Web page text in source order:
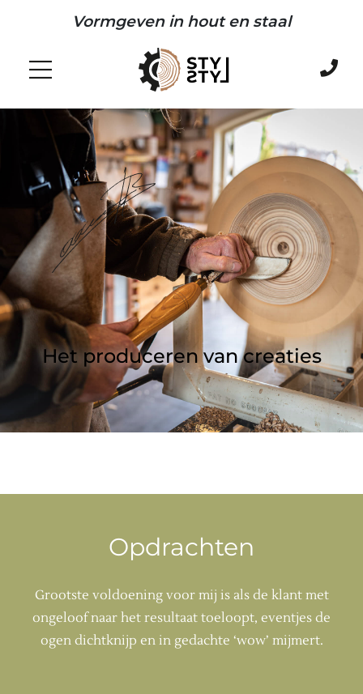
Vormgeven in hout en staal
Het produceren van creaties
Opdrachten
Grootste voldoening voor mij is als de klant met
ongeloof naar het resultaat toeloopt, eventjes de
ogen dichtknijp en in gedachte ‘wow’ mijmert.